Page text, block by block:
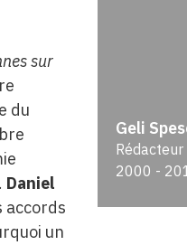
sur
du
Daniel
accords
un
Geli
2000 -